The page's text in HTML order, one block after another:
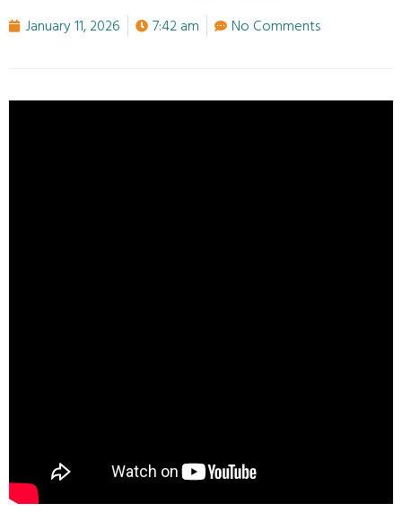
January 11, 2026 7:42 am No Comments